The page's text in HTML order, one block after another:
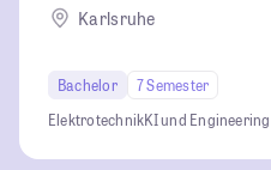
Karlsruhe
Bachelor
7 Semester
ElektrotechnikKI und Engineering